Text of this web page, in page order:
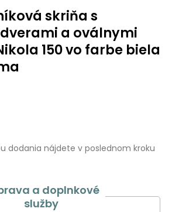
skriňa s
a oválnymi
150 vo farbe biela
dodania nájdete v poslednom kroku
a doplnkové
služby